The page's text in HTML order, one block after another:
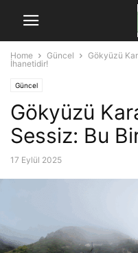
Home Güncel
Gökyüzü
İhanetidir!
Güncel
Gökyüzü
Sessiz: Bu
17 Eylül 2025